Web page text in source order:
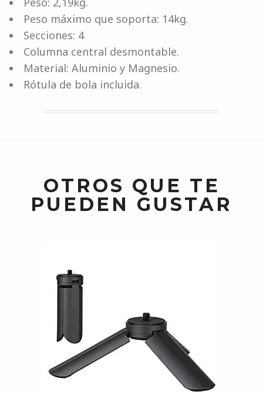
Peso máximo que soporta: 14kg.
Secciones: 4
Columna central desmontable.
Material: Aluminio y Magnesio.
Rótula de bola incluida.
OTROS QUE TE
PUEDEN GUSTAR